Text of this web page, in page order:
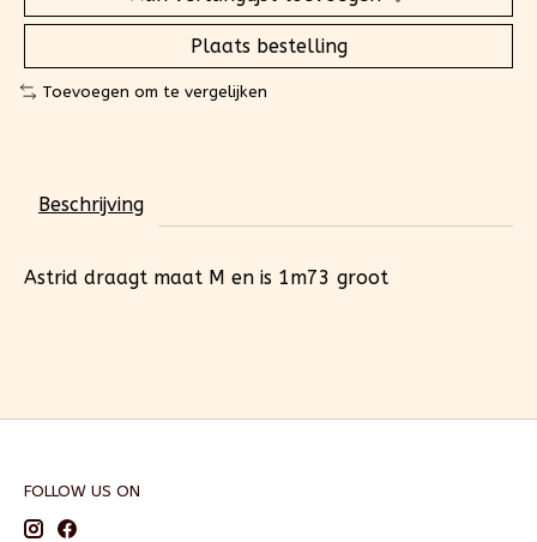
Plaats bestelling
Toevoegen om te vergelijken
Beschrijving
Astrid draagt maat M en is 1m73 groot
FOLLOW US ON